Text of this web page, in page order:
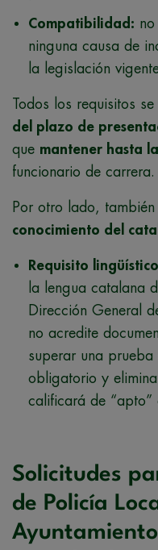
Compatibilidad:
ninguna causa de
la legislación
Todos los requisitos
del plazo de
que mantener hasta
funcionario de carrera.
Por otro lado,
conocimiento del
Requisito
la lengua catalana
Dirección General
no acredite
superar una
obligatorio y
calificará de “apto”
Solicitudes
de Policía